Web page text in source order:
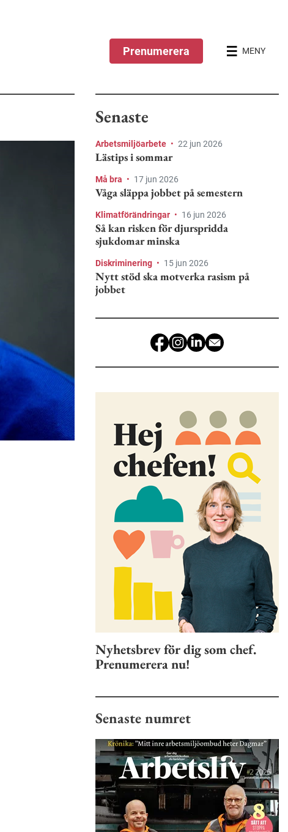
Prenumerera MENY
Senaste
Arbetsmiljöarbete • 22 jun 2026
Lästips i sommar
Må bra • 17 jun 2026
Våga släppa jobbet på semestern
Klimatförändringar • 16 jun 2026
Så kan risken för djurspridda
sjukdomar minska
Diskriminering • 15 jun 2026
Nytt stöd ska motverka rasism på
jobbet
Nyhetsbrev för dig som chef.
Prenumerera nu!
Senaste numret